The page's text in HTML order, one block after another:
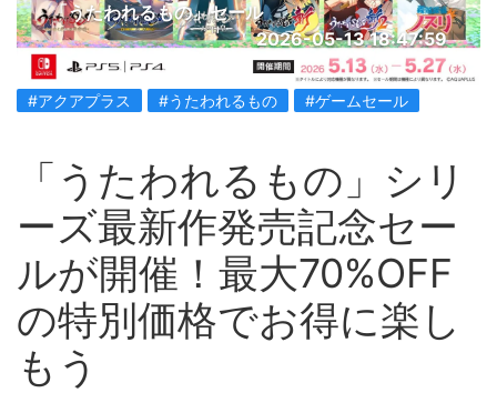
「うたわれるもの」セール
2026-05-13 18:47:59
#アクアプラス #うたわれるもの #ゲームセール
「うたわれるもの」シリ
ーズ最新作発売記念セー
ルが開催！最大70%OFF
の特別価格でお得に楽し
もう